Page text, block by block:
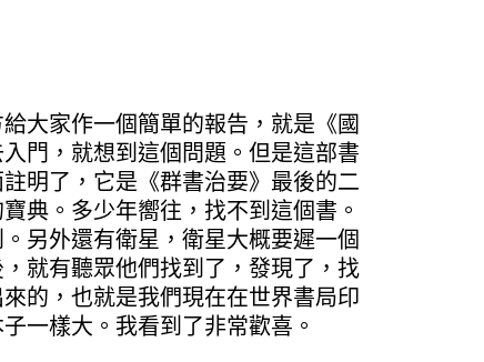
大家作一個簡單的報告，就是《國
門，就想到這個問題。但是這部書
明了，它是《群書治要》最後的二
典。多少年嚮往，找不到這個書。
另外還有衛星，衛星大概要遲一個
就有聽眾他們找到了，發現了，找
的，也就是我們現在在世界書局印
一樣大。我看到了非常歡喜。